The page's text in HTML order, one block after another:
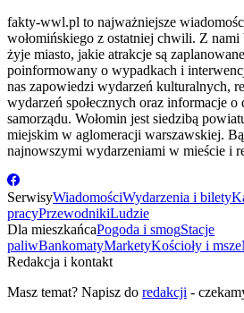
fakty-wwl.pl to najważniejsze
wołomińskiego z ostatniej chwili. Z nami
żyje miasto, jakie atrakcje są
poinformowany o wypadkach i
nas zapowiedzi wydarzeń kulturalnych,
wydarzeń społecznych oraz informacje o
samorządu. Wołomin jest siedzibą
miejskim w aglomeracji warszawskiej.
najnowszymi wydarzeniami w mieście i
SerwisyWiadomościWydarzenia i bilety
pracyPrzewodnikiLudzie
Dla mieszkańcaPogoda i smogStacje
paliwBankomatyMarketyKościoły i msze
Redakcja i kontakt
Masz temat? Napisz do redakcji -